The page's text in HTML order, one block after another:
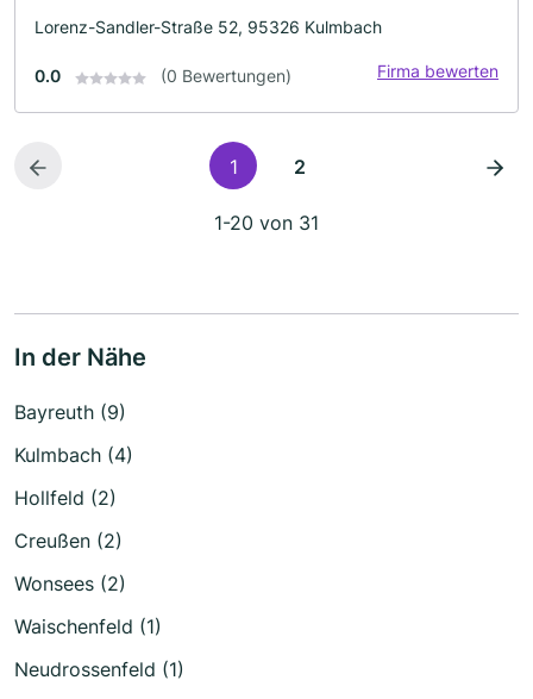
Lorenz-Sandler-Straße 52, 95326 Kulmbach
0.0 (0 Bewertungen) Firma bewerten
1 2
1-20 von 31
In der Nähe
Bayreuth (9)
Kulmbach (4)
Hollfeld (2)
Creußen (2)
Wonsees (2)
Waischenfeld (1)
Neudrossenfeld (1)